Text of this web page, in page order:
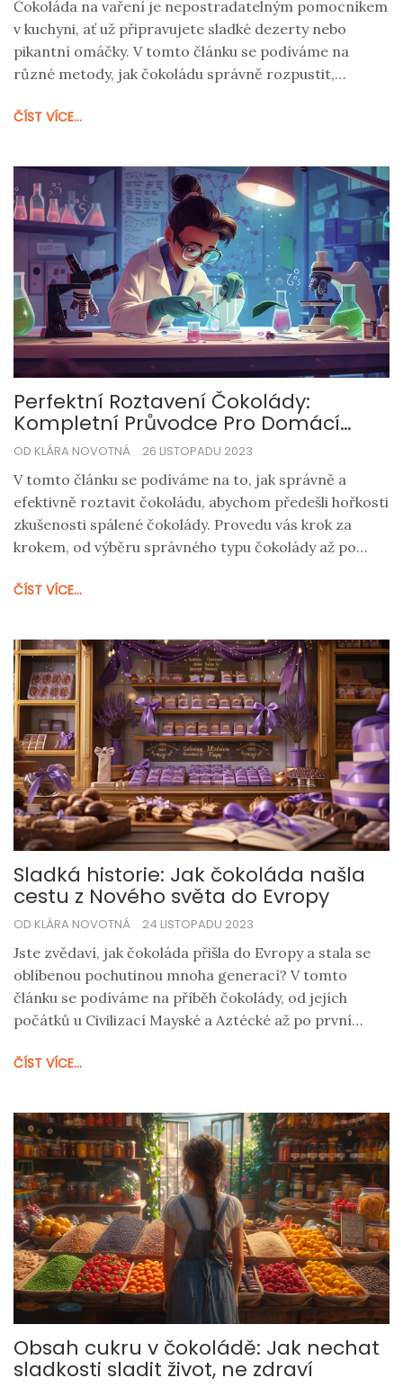
Čokoláda na vaření je nepostradatelným pomocníkem
v kuchyni, ať už připravujete sladké dezerty nebo
pikantní omáčky. V tomto článku se podíváme na
různé metody, jak čokoládu správně rozpustit,
zbytečných nehod. Naučíme se, jak rozpoznat kvalitní
nejen lahodný, ale i esteticky přitažlivý.
ČÍST VÍCE...
Perfektní Roztavení Čokolády:
Kompletní Průvodce Pro Domácí
Pekaře
OD KLÁRA NOVOTNÁ 26 LISTOPADU 2023
V tomto článku se podíváme na to, jak správně a
efektivně roztavit čokoládu, abychom předešli hořkosti
zkušenosti spálené čokolády. Provedu vás krok za
krokem, od výběru správného typu čokolády až po
dokonale hladký výsledek. Bude zde spousta tipů a
dobrodružství.
ČÍST VÍCE...
Sladká historie: Jak čokoláda našla
cestu z Nového světa do Evropy
OD KLÁRA NOVOTNÁ 24 LISTOPADU 2023
Jste zvědaví, jak čokoláda přišla do Evropy a stala se
oblíbenou pochutinou mnoha generací? V tomto
článku se podíváme na příběh čokolády, od jejích
počátků u Civilizací Mayské a Aztécké až po první
postavy a události, které umožnily tomuto lahodnému
ČÍST VÍCE...
Obsah cukru v čokoládě: Jak nechat
sladkosti sladit život, ne zdraví